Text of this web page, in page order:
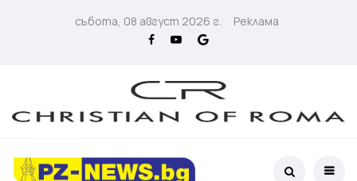
събота, 08 август 2026 г. Реклама